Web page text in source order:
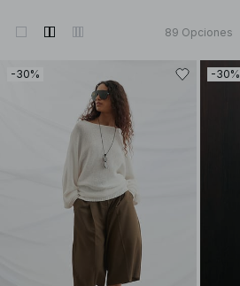
89 Opciones
-30% -30%